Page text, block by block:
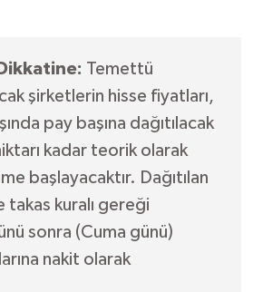
Dikkatine: Temettü
şirketlerin hisse fiyatları,
pay başına dağıtılacak
kadar teorik olarak
başlayacaktır. Dağıtılan
takas kuralı gereği
sonra (Cuma günü)
nakit olarak